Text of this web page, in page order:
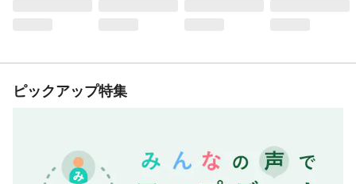
ピックアップ特集